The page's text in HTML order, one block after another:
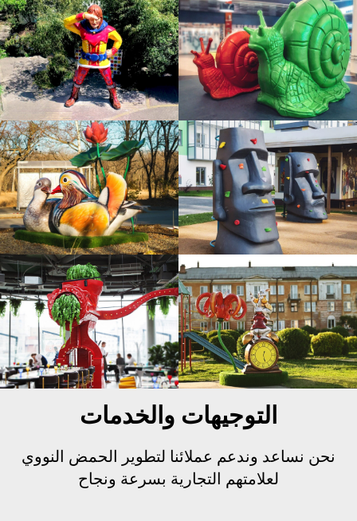
التوجيهات والخدمات
نحن نساعد وندعم عملائنا لتطوير الحمض النووي
لعلامتهم التجارية بسرعة ونجاح